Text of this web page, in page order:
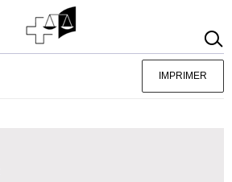
IMPRIMER